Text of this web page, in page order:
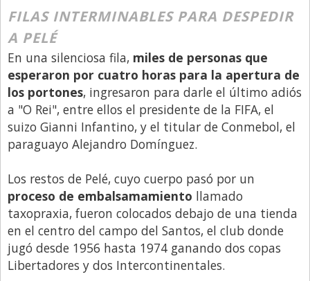
Medios
Millonarios
Minuto Lanzamiento
Negocios
Opinion
País
Política
Publicidad y Marketing
Real Estate y Propiedades
Responsabilidad Social
Salidas
FILAS INTERMINABLES PARA DESPEDIR
A PELÉ
En una silenciosa fila, miles de personas que
esperaron por cuatro horas para la apertura de
los portones, ingresaron para darle el último adiós
a "O Rei", entre ellos el presidente de la FIFA, el
suizo Gianni Infantino, y el titular de Conmebol, el
paraguayo Alejandro Domínguez.
Los restos de Pelé, cuyo cuerpo pasó por un
proceso de embalsamamiento llamado
taxopraxia, fueron colocados debajo de una tienda
en el centro del campo del Santos, el club donde
jugó desde 1956 hasta 1974 ganando dos copas
Libertadores y dos Intercontinentales.